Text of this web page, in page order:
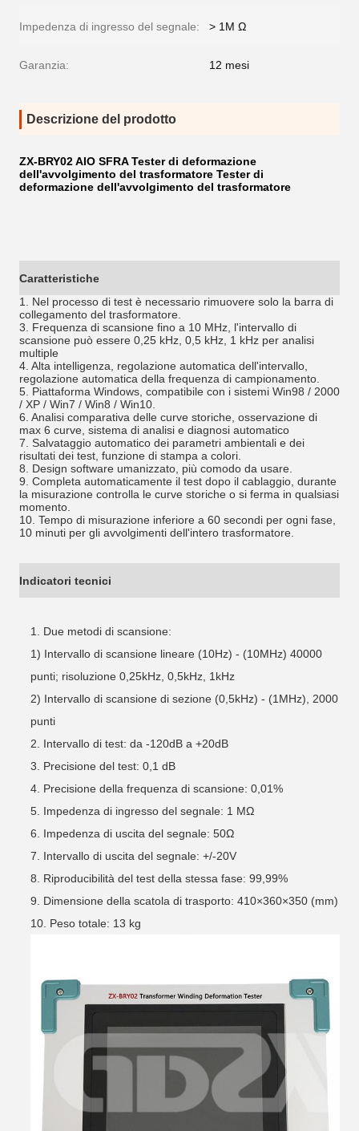
Impedenza di ingresso del segnale: > 1M Ω
Garanzia: 12 mesi
Descrizione del prodotto
ZX-BRY02 AIO SFRA Tester di deformazione
dell'avvolgimento del trasformatore Tester di
deformazione dell'avvolgimento del trasformatore
Caratteristiche
1. Nel processo di test è necessario rimuovere solo la barra di
collegamento del trasformatore.
3. Frequenza di scansione fino a 10 MHz, l'intervallo di
scansione può essere 0,25 kHz, 0,5 kHz, 1 kHz per analisi
multiple
4. Alta intelligenza, regolazione automatica dell'intervallo,
regolazione automatica della frequenza di campionamento.
5. Piattaforma Windows, compatibile con i sistemi Win98 / 2000
/ XP / Win7 / Win8 / Win10.
6. Analisi comparativa delle curve storiche, osservazione di
max 6 curve, sistema di analisi e diagnosi automatico
7. Salvataggio automatico dei parametri ambientali e dei
risultati dei test, funzione di stampa a colori.
8. Design software umanizzato, più comodo da usare.
9. Completa automaticamente il test dopo il cablaggio, durante
la misurazione controlla le curve storiche o si ferma in qualsiasi
momento.
10. Tempo di misurazione inferiore a 60 secondi per ogni fase,
10 minuti per gli avvolgimenti dell'intero trasformatore.
Indicatori tecnici
1. Due metodi di scansione:
1) Intervallo di scansione lineare (10Hz) - (10MHz) 40000
punti; risoluzione 0,25kHz, 0,5kHz, 1kHz
2) Intervallo di scansione di sezione (0,5kHz) - (1MHz), 2000
punti
2. Intervallo di test: da -120dB a +20dB
3. Precisione del test: 0,1 dB
4. Precisione della frequenza di scansione: 0,01%
5. Impedenza di ingresso del segnale: 1 MΩ
6. Impedenza di uscita del segnale: 50Ω
7. Intervallo di uscita del segnale: +/-20V
8. Riproducibilità del test della stessa fase: 99,99%
9. Dimensione della scatola di trasporto: 410×360×350 (mm)
10. Peso totale: 13 kg